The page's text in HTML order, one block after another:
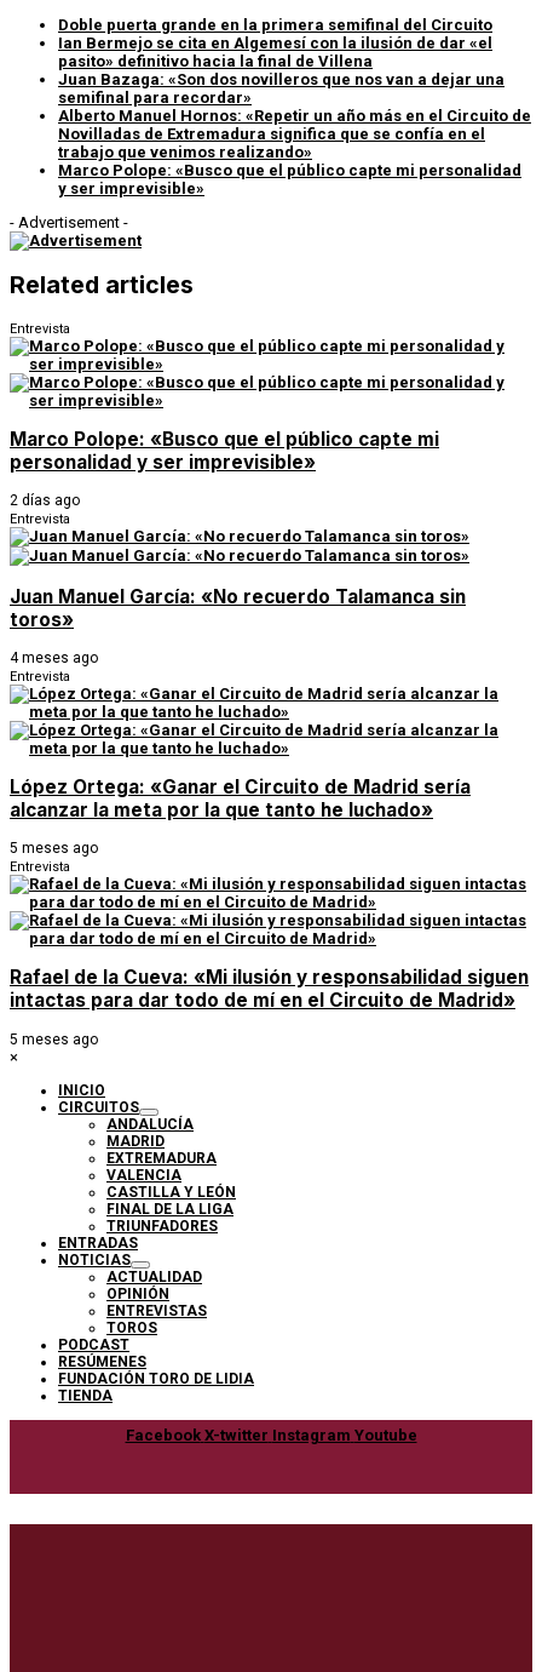
Doble puerta grande en la primera semifinal del Circuito
Ian Bermejo se cita en Algemesí con la ilusión de dar «el
pasito» definitivo hacia la final de Villena
Juan Bazaga: «Son dos novilleros que nos van a dejar una
semifinal para recordar»
Alberto Manuel Hornos: «Repetir un año más en el Circuito de
Novilladas de Extremadura significa que se confía en el
trabajo que venimos realizando»
Marco Polope: «Busco que el público capte mi personalidad
y ser imprevisible»
- Advertisement -
Related articles
Entrevista
Marco Polope: «Busco que el público capte mi
personalidad y ser imprevisible»
2 días ago
Entrevista
Juan Manuel García: «No recuerdo Talamanca sin
toros»
4 meses ago
Entrevista
López Ortega: «Ganar el Circuito de Madrid sería
alcanzar la meta por la que tanto he luchado»
5 meses ago
Entrevista
Rafael de la Cueva: «Mi ilusión y responsabilidad siguen
intactas para dar todo de mí en el Circuito de Madrid»
5 meses ago
×
INICIO
CIRCUITOS
ANDALUCÍA
MADRID
EXTREMADURA
VALENCIA
CASTILLA Y LEÓN
FINAL DE LA LIGA
TRIUNFADORES
ENTRADAS
NOTICIAS
ACTUALIDAD
OPINIÓN
ENTREVISTAS
TOROS
PODCAST
RESÚMENES
FUNDACIÓN TORO DE LIDIA
TIENDA
Facebook X-twitter Instagram Youtube